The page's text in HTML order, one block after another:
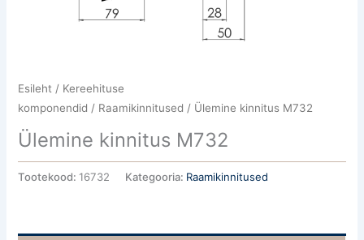
Esileht / Kereehituse
komponendid / Raamikinnitused / Ülemine kinnitus M732
Ülemine kinnitus M732
Tootekood:16732 Kategooria: Raamikinnitused